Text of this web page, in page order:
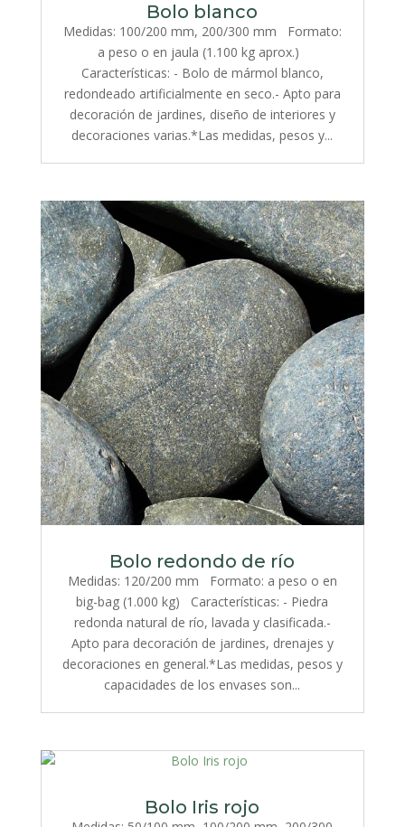
Bolo blanco
Medidas: 100/200 mm, 200/300 mm Formato:
a peso o en jaula (1.100 kg aprox.)
Características: - Bolo de mármol blanco,
redondeado artificialmente en seco.- Apto para
decoración de jardines, diseño de interiores y
decoraciones varias.*Las medidas, pesos y...
Bolo redondo de río
Medidas: 120/200 mm Formato: a peso o en
big-bag (1.000 kg) Características: - Piedra
redonda natural de río, lavada y clasificada.-
Apto para decoración de jardines, drenajes y
decoraciones en general.*Las medidas, pesos y
capacidades de los envases son...
Bolo Iris rojo